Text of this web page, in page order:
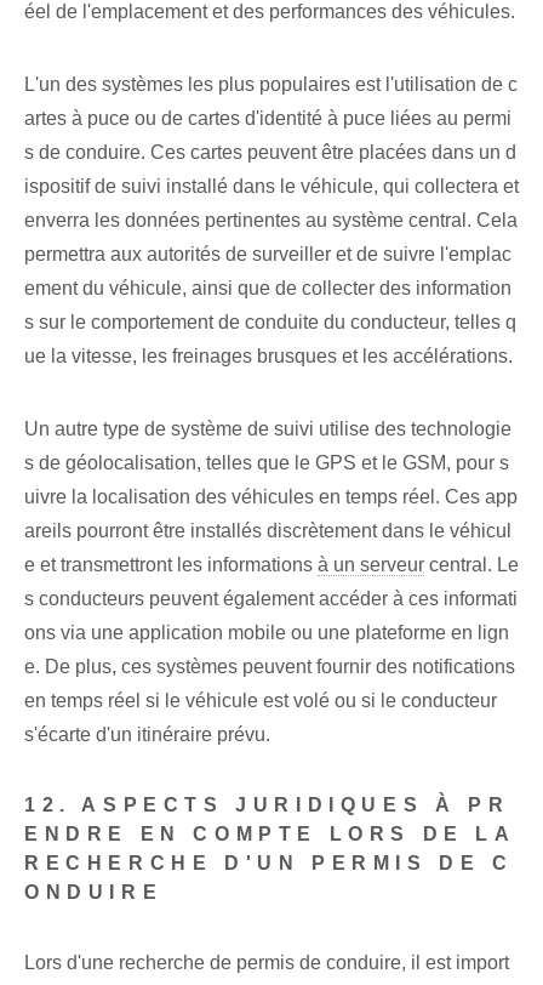
éel de l'emplacement et des performances des véhicules.
L'un des systèmes les plus populaires est l'utilisation de c
artes à puce ou de cartes d'identité à puce liées au permi
s de conduire. Ces cartes peuvent être placées dans un d
ispositif de suivi installé dans le véhicule, qui collectera et
enverra les données pertinentes au système central. Cela
permettra aux autorités de surveiller et de suivre l'emplac
ement du véhicule, ainsi que de collecter des information
s sur le comportement de conduite du conducteur, telles q
ue la vitesse, les freinages brusques et les accélérations.
Un autre type de système de suivi utilise des technologie
s de géolocalisation, telles que le GPS et le GSM, pour s
uivre la localisation des véhicules en temps réel. Ces app
areils pourront être installés discrètement dans le véhicul
e et transmettront les informations à un serveur central. Le
s conducteurs peuvent également accéder à ces informati
ons via une application mobile ou une plateforme en lign
e. De plus, ces systèmes peuvent fournir des notifications
en temps réel si le véhicule est volé ou si le conducteur
s'écarte d'un itinéraire prévu.
12. ASPECTS JURIDIQUES À PR
ENDRE EN COMPTE LORS DE LA
RECHERCHE D'UN PERMIS DE C
ONDUIRE
Lors d'une recherche de permis de conduire, il est import